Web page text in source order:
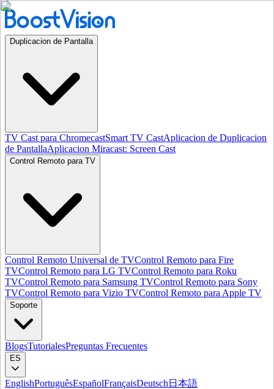
Duplicacion de Pantalla
TV Cast para ChromecastSmart TV CastAplicacion de Duplicacion
de PantallaAplicacion Miracast: Screen Cast
Control Remoto para TV
Control Remoto Universal de TVControl Remoto para Fire
TVControl Remoto para LG TVControl Remoto para Roku
TVControl Remoto para Samsung TVControl Remoto para Sony
TVControl Remoto para Vizio TVControl Remoto para Apple TV
Soporte
BlogsTutorialesPreguntas Frecuentes
ES
EnglishPortuguêsEspañolFrançaisDeutsch 日本語